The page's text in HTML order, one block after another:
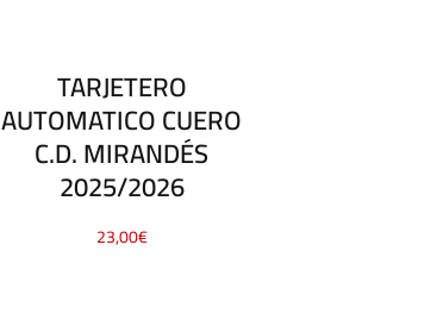
TARJETERO
AUTOMATICO CUERO
C.D. MIRANDÉS
2025/2026
23,00€